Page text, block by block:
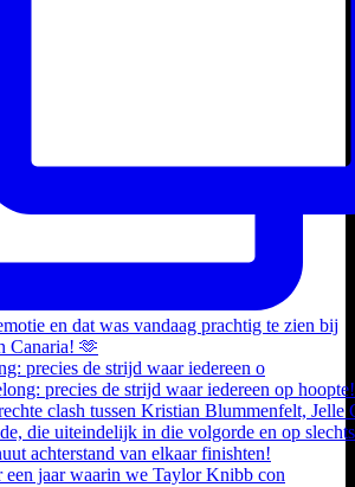
precies de strijd waar iedereen o
een jaar waarin we Taylor Knibb con